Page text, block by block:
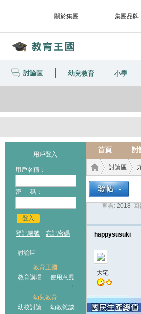
關於集團 集團品牌
討論區 幼兒教育 小學
用戶登入
用戶名稱：
密 碼：
登入
登記帳號 忘記密碼
討論區
教育王國
教育講場
使用意見
幼兒教育
幼校討論
幼教雜談
首頁 討
王國
討論區
›
查看: 2018 回
happysusuki
大宅